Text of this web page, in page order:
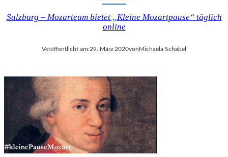
Salzburg – Mozarteum bietet „Kleine Mozartpause“ täglich
online
Veröffentlicht am:29. März 2020vonMichaela Schabel